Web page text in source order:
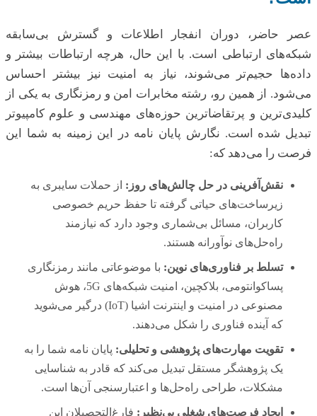
عصر حاضر، دوران انفجار اطلاعات و گسترش بی‌سابقه
شبکه‌های ارتباطی است. با این حال، هرچه ارتباطات بیشتر و
داده‌ها حجیم‌تر می‌شوند، نیاز به امنیت نیز بیشتر احساس
می‌شود. از همین رو، رشته مخابرات امن و رمزنگاری به یکی از
کلیدی‌ترین و پرتقاضاترین حوزه‌های مهندسی و علوم کامپیوتر
تبدیل شده است. نگارش پایان نامه در این زمینه به شما این
فرصت را می‌دهد که:
نقش‌آفرینی در حل چالش‌های روز: از حملات سایبری به
زیرساخت‌های حیاتی گرفته تا حفظ حریم خصوصی
کاربران، مسائل بی‌شماری وجود دارد که نیازمند
راه‌حل‌های نوآورانه هستند.
تسلط بر فناوری‌های نوین: با موضوعاتی مانند رمزنگاری
پساکوانتومی، بلاکچین، امنیت شبکه‌های 5G، هوش
مصنوعی در امنیت و اینترنت اشیا (IoT) درگیر می‌شوید
که آینده فناوری را شکل می‌دهند.
تقویت مهارت‌های پژوهشی و تحلیلی: پایان نامه شما را به
یک پژوهشگر مستقل تبدیل می‌کند که قادر به شناسایی
مشکلات، طراحی راه‌حل‌ها و اعتبارسنجی آن‌ها است.
ایجاد فرصت‌های شغلی بی‌نظیر: فارغ‌التحصیلان این